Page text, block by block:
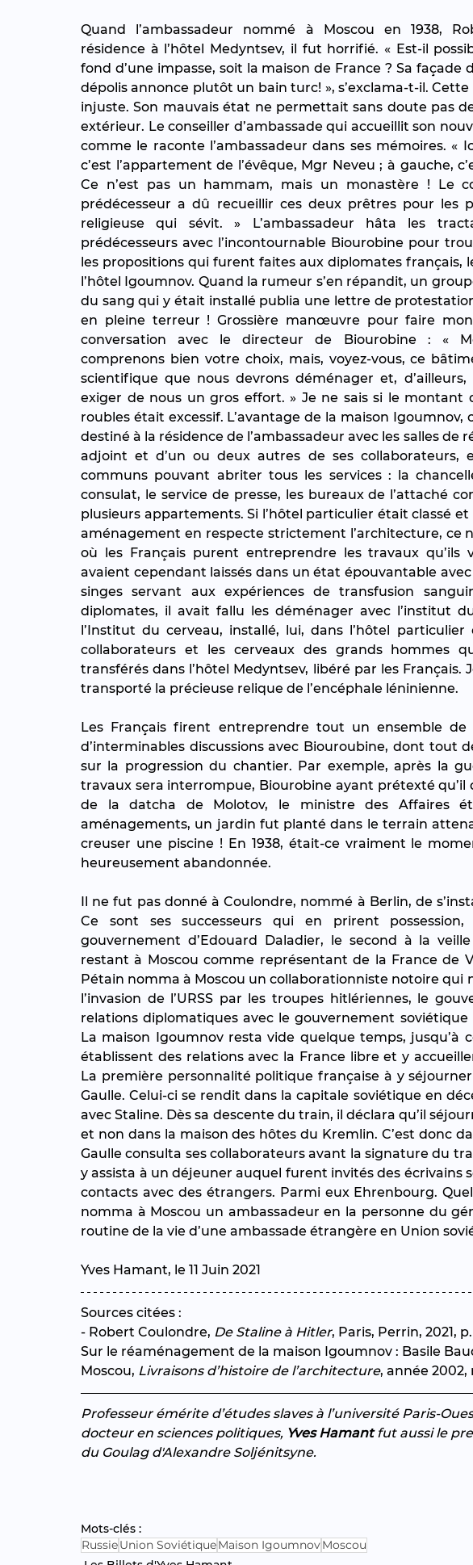
Quand l’ambassadeur nommé à Moscou en 1938,
résidence à l’hôtel Medyntsev, il fut horrifié. « Est-il
fond d’une impasse, soit la maison de France ? Sa façade
dépolis annonce plutôt un bain turc! », s’exclama-t-il.
injuste. Son mauvais état ne permettait sans doute pas
extérieur. Le conseiller d’ambassade qui accueillit son
comme le raconte l’ambassadeur dans ses mémoires. «
c’est l’appartement de l’évêque, Mgr Neveu ; à gauche,
Ce n’est pas un hammam, mais un monastère ! Le
prédécesseur a dû recueillir ces deux prêtres pour les
religieuse qui sévit. » L’ambassadeur hâta les
prédécesseurs avec l’incontournable Biourobine pour
les propositions qui furent faites aux diplomates français,
l’hôtel Igoumnov. Quand la rumeur s’en répandit, un
du sang qui y était installé publia une lettre de
en pleine terreur ! Grossière manœuvre pour faire
conversation avec le directeur de Biourobine : «
comprenons bien votre choix, mais, voyez-vous, ce
scientifique que nous devrons déménager et,
exiger de nous un gros effort. » Je ne sais si le montant
roubles était excessif. L’avantage de la maison Igoumnov,
destiné à la résidence de l’ambassadeur avec les salles de
adjoint et d’un ou deux autres de ses collaborateurs,
communs pouvant abriter tous les services : la
consulat, le service de presse, les bureaux de l’attaché
plusieurs appartements. Si l’hôtel particulier était classé
aménagement en respecte strictement l’architecture, ce
où les Français purent entreprendre les travaux qu’ils
avaient cependant laissés dans un état épouvantable
singes servant aux expériences de transfusion
diplomates, il avait fallu les déménager avec l’institut
l’Institut du cerveau, installé, lui, dans l’hôtel
collaborateurs et les cerveaux des grands hommes
transférés dans l’hôtel Medyntsev, libéré par les
transporté la précieuse relique de l’encéphale léninienne.
Les Français firent entreprendre tout un ensemble
d’interminables discussions avec Biouroubine, dont tout
sur la progression du chantier. Par exemple, après la
travaux sera interrompue, Biourobine ayant prétexté qu’il
de la datcha de Molotov, le ministre des Affaires
aménagements, un jardin fut planté dans le terrain
creuser une piscine ! En 1938, était-ce vraiment le
heureusement abandonnée.
Il ne fut pas donné à Coulondre, nommé à Berlin, de
Ce sont ses successeurs qui en prirent
gouvernement d’Edouard Daladier, le second à la
restant à Moscou comme représentant de la France de
Pétain nomma à Moscou un collaborationniste notoire qui
l’invasion de l’URSS par les troupes hitlériennes, le
relations diplomatiques avec le gouvernement
La maison Igoumnov resta vide quelque temps, jusqu’à
établissent des relations avec la France libre et y
La première personnalité politique française à y
Gaulle. Celui-ci se rendit dans la capitale soviétique en
avec Staline. Dès sa descente du train, il déclara qu’il
et non dans la maison des hôtes du Kremlin. C’est donc
Gaulle consulta ses collaborateurs avant la signature du
y assista à un déjeuner auquel furent invités des écrivains
contacts avec des étrangers. Parmi eux Ehrenbourg.
nomma à Moscou un ambassadeur en la personne du
routine de la vie d’une ambassade étrangère en Union
Yves Hamant, le 11 Juin 2021
Sources citées :
- Robert Coulondre, De Staline à Hitler, Paris, Perrin, 2021,
Sur le réaménagement de la maison Igoumnov : Basile
Moscou, Livraisons d’histoire de l’architecture, année 2002,
Professeur émérite d’études slaves à l’université Paris-
docteur en sciences politiques, Yves Hamant fut aussi le
du Goulag d'Alexandre Soljénitsyne.
Mots-clés :
RussieUnion SoviétiqueMaison IgoumnovMoscou